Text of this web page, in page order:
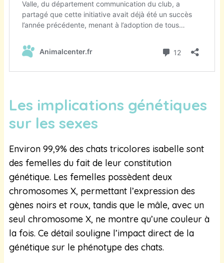
Les implications génétiques
sur les sexes
Environ 99,9% des chats tricolores isabelle sont
des femelles du fait de leur constitution
génétique. Les femelles possèdent deux
chromosomes X, permettant l’expression des
gènes noirs et roux, tandis que le mâle, avec un
seul chromosome X, ne montre qu’une couleur à
la fois. Ce détail souligne l’impact direct de la
génétique sur le phénotype des chats.